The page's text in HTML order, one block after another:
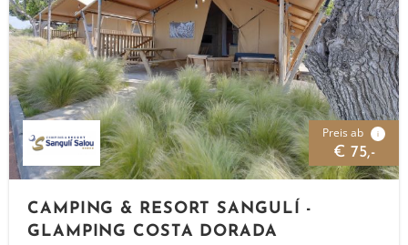
Preis ab i
€ 75,-
CAMPING & RESORT SANGULÍ -
GLAMPING COSTA DORADA